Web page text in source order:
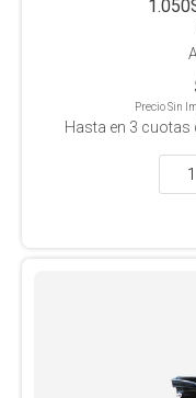
Precio Sin
Hasta en 3 cuotas